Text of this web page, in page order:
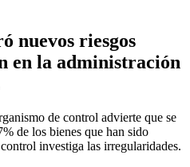
nuevos riesgos
en la administración
de control advierte que se
de los bienes que han sido
investiga las irregularidades.